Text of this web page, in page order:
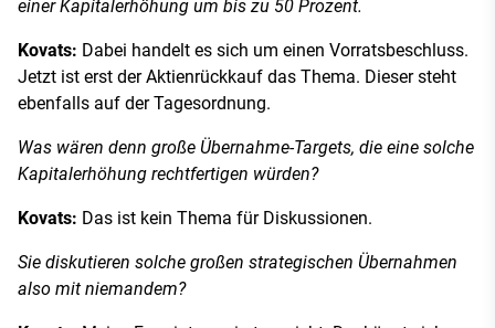
einer Kapitalerhöhung um bis zu 50 Prozent.
Kovats: Dabei handelt es sich um einen Vorratsbeschluss.
Jetzt ist erst der Aktienrückkauf das Thema. Dieser steht
ebenfalls auf der Tagesordnung.
Was wären denn große Übernahme-Targets, die eine solche
Kapitalerhöhung rechtfertigen würden?
Kovats: Das ist kein Thema für Diskussionen.
Sie diskutieren solche großen strategischen Übernahmen
also mit niemandem?